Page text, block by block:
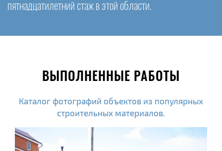
пятнадцатилетний стаж в этой области.
ВЫПОЛНЕННЫЕ РАБОТЫ
Каталог фотографий объектов из популярных
строительных материалов.